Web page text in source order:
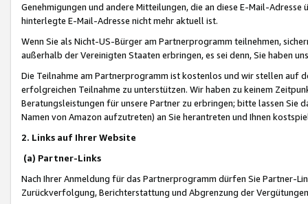
Genehmigungen und andere Mitteilungen, die an diese E-Mail-
hinterlegte E-Mail-Adresse nicht mehr aktuell ist.
Wenn Sie als Nicht-US-Bürger am Partnerprogramm teilnehmen,
außerhalb der Vereinigten Staaten erbringen, es sei denn, Sie haben
Die Teilnahme am Partnerprogramm ist kostenlos und wir stellen auf
erfolgreichen Teilnahme zu unterstützen. Wir haben zu keinem
Beratungsleistungen für unsere Partner zu erbringen; bitte lassen Sie
Namen von Amazon aufzutreten) an Sie herantreten und Ihnen
2. Links auf Ihrer Website
(a) Partner-Links
Nach Ihrer Anmeldung für das Partnerprogramm dürfen Sie Partner-
Zurückverfolgung, Berichterstattung und Abgrenzung der